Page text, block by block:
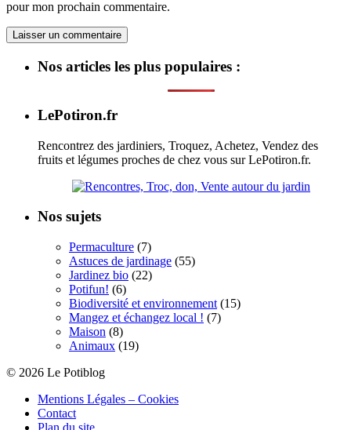
pour mon prochain commentaire.
Nos articles les plus populaires :
LePotiron.fr
Rencontrez des jardiniers, Troquez, Achetez, Vendez des
fruits et légumes proches de chez vous sur LePotiron.fr.
Nos sujets
Permaculture (7)
Astuces de jardinage (55)
Jardinez bio (22)
Potifun! (6)
Biodiversité et environnement (15)
Mangez et échangez local ! (7)
Maison (8)
Animaux (19)
© 2026 Le Potiblog
Mentions Légales – Cookies
Contact